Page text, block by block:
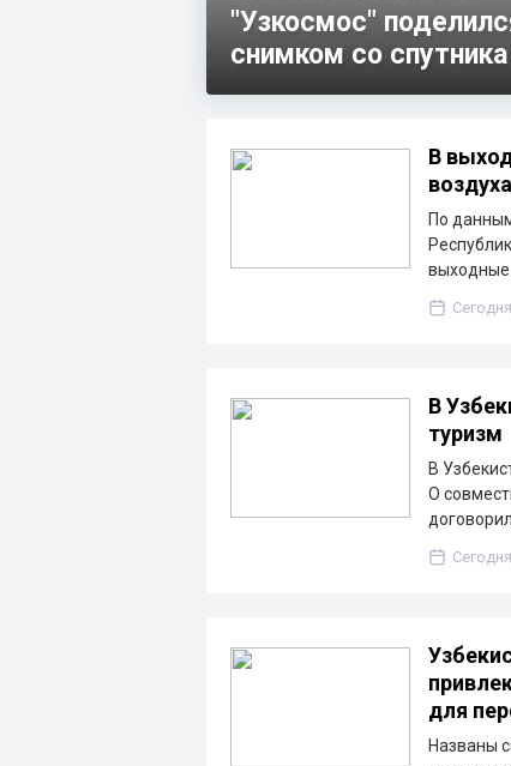
"Узкосмос"
снимком со
В
По
выходные
В
туризм
В
О
для
Названы